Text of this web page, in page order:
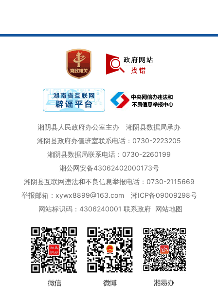
湘阴县人民政府办公室主办
湘阴县数据局承办
湘阴县政府办值班室联系电话：0730-2223205
湘阴县数据局联系电话：0730-2260199
湘公网安备43062402000173号
湘阴县互联网违法和不良信息举报电话：0730-2115669
举报邮箱：xywx8899@163.com
湘ICP备09009298号
网站标识码：4306240001 联系政府 网站地图